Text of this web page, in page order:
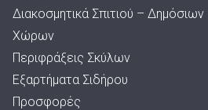
Διακοσμητικά Σπιτιού – Δημόσιων
Χώρων
Περιφράξεις Σκύλων
Εξαρτήματα Σιδήρου
Προσφορές